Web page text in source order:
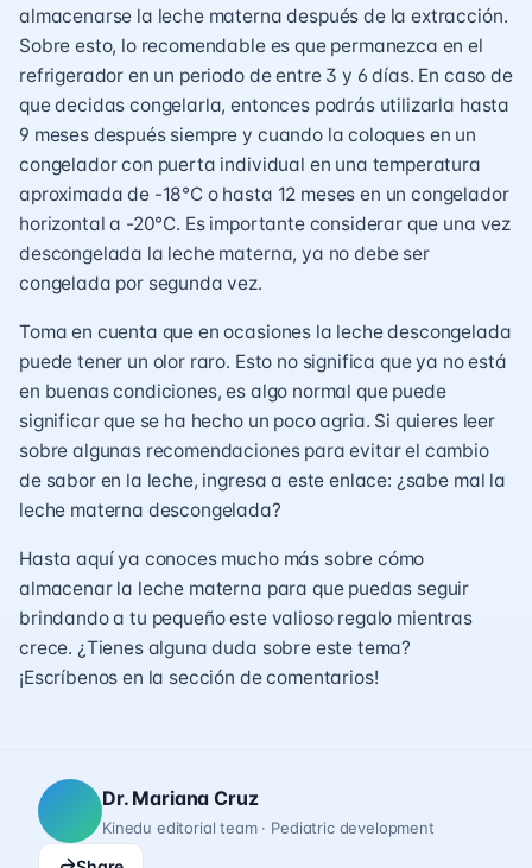
almacenarse la leche materna después de la extracción.
Sobre esto, lo recomendable es que permanezca en el
refrigerador en un periodo de entre 3 y 6 días. En caso de
que decidas congelarla, entonces podrás utilizarla hasta
9 meses después siempre y cuando la coloques en un
congelador con puerta individual en una temperatura
aproximada de -18°C o hasta 12 meses en un congelador
horizontal a -20°C. Es importante considerar que una vez
descongelada la leche materna, ya no debe ser
congelada por segunda vez.
Toma en cuenta que en ocasiones la leche descongelada
puede tener un olor raro. Esto no significa que ya no está
en buenas condiciones, es algo normal que puede
significar que se ha hecho un poco agria. Si quieres leer
sobre algunas recomendaciones para evitar el cambio
de sabor en la leche, ingresa a este enlace: ¿sabe mal la
leche materna descongelada?
Hasta aquí ya conoces mucho más sobre cómo
almacenar la leche materna para que puedas seguir
brindando a tu pequeño este valioso regalo mientras
crece. ¿Tienes alguna duda sobre este tema?
¡Escríbenos en la sección de comentarios!
Dr. Mariana Cruz
Kinedu editorial team · Pediatric development